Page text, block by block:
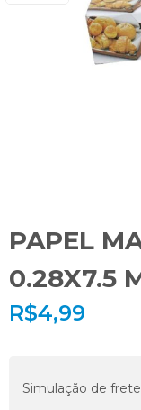
PAPEL
0.28X7.5
R$4,99
Simulação de frete